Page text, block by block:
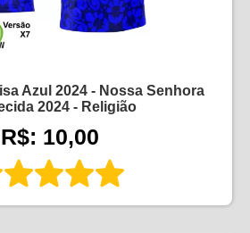
Azul 2024 - Nossa Senhora
2024 - Religião
R$: 10,00